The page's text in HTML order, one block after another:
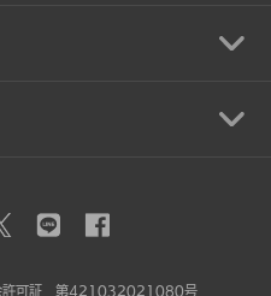
許可証 第421032021080号